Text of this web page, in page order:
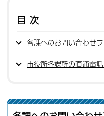
目次
各課へのお問い合わせ
市役所各課所の直通電